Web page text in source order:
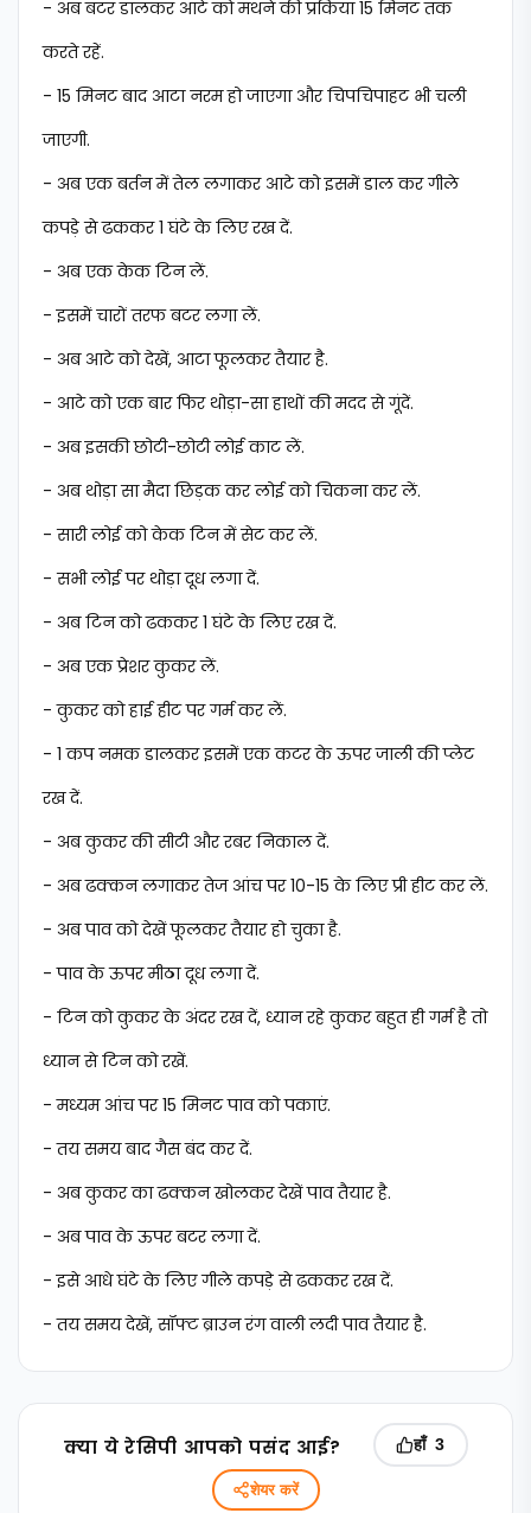
- अब बटर डालकर आटे को मथने की प्रकिया 15 मिनट तक
करते रहें.
- 15 मिनट बाद आटा नरम हो जाएगा और चिपचिपाहट भी चली
जाएगी.
- अब एक बर्तन में तेल लगाकर आटे को इसमें डाल कर गीले
कपड़े से ढककर 1 घंटे के लिए रख दें.
- अब एक केक टिन लें.
- इसमें चारों तरफ बटर लगा लें.
- अब आटे को देखें, आटा फूलकर तैयार है.
- आटे को एक बार फिर थोड़ा-सा हाथों की मदद से गूंदें.
- अब इसकी छोटी-छोटी लोई काट लें.
- अब थोड़ा सा मैदा छिड़क कर लोई को चिकना कर लें.
- सारी लोई को केक टिन में सेट कर लें.
- सभी लोई पर थोड़ा दूध लगा दें.
- अब टिन को ढककर 1 घंटे के लिए रख दें.
- अब एक प्रेशर कुकर लें.
- कुकर को हाई हीट पर गर्म कर लें.
- 1 कप नमक डालकर इसमें एक कटर के ऊपर जाली की प्लेट
रख दें.
- अब कुकर की सीटी और रबर निकाल दें.
- अब ढक्कन लगाकर तेज आंच पर 10-15 के लिए प्री हीट कर लें.
- अब पाव को देखें फूलकर तैयार हो चुका है.
- पाव के ऊपर मीठा दूध लगा दें.
- टिन को कुकर के अंदर रख दें, ध्यान रहे कुकर बहुत ही गर्म है तो
ध्यान से टिन को रखें.
- मध्यम आंच पर 15 मिनट पाव को पकाएं.
- तय समय बाद गैस बंद कर दें.
- अब कुकर का ढक्कन खोलकर देखें पाव तैयार है.
- अब पाव के ऊपर बटर लगा दें.
- इसे आधे घंटे के लिए गीले कपड़े से ढककर रख दें.
- तय समय देखें, सॉफ्ट ब्राउन रंग वाली लदी पाव तैयार है.
क्‍या ये रेसिपी आपको पसंद आई? हाँ 3
शेयर करें